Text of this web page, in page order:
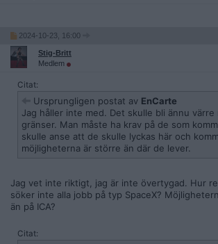
2024-10-23, 16:00
Stig-Britt
Medlem
Citat:
Ursprungligen postat av EnCarte
Jag håller inte med. Det skulle bli ännu värre
gränser. Man måste ha krav på de som
skulle anse att de skulle lyckas här och
möjligheterna är större än där de lever.
Jag vet inte riktigt, jag är inte övertygad. Hur
söker inte alla jobb på typ SpaceX?
än på ICA?
Citat: